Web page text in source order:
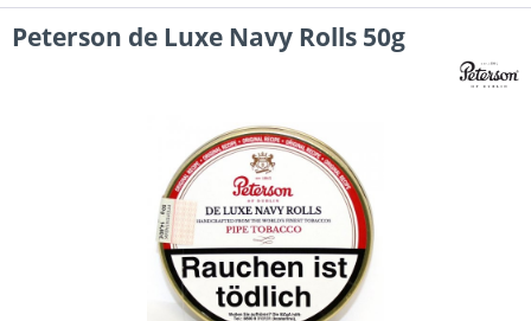
Peterson de Luxe Navy Rolls 50g